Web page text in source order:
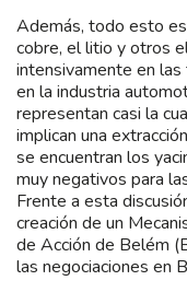
Además, todo esto
cobre, el litio y otros
intensivamente en
en la industria
representan casi la
implican una
se encuentran los
muy negativos para
Frente a esta
creación de un
de Acción de Belém
las negociaciones en